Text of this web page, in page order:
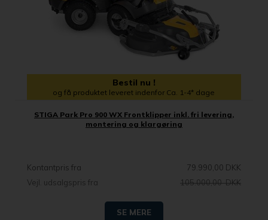
Bestil nu !
og få produktet leveret indenfor Ca. 1-4* dage
STIGA Park Pro 900 WX Frontklipper inkl. fri levering,
montering og klargøring
Kontantpris fra
79.990,00 DKK
Vejl. udsalgspris fra
105.000,00 DKK
SE MERE